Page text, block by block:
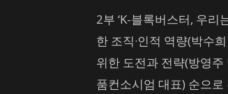
2부 ‘K-블록버스터, 우
한 조직·인적 역량(박수
위한 도전과 전략(방영
품컨소시엄 대표) 순으로